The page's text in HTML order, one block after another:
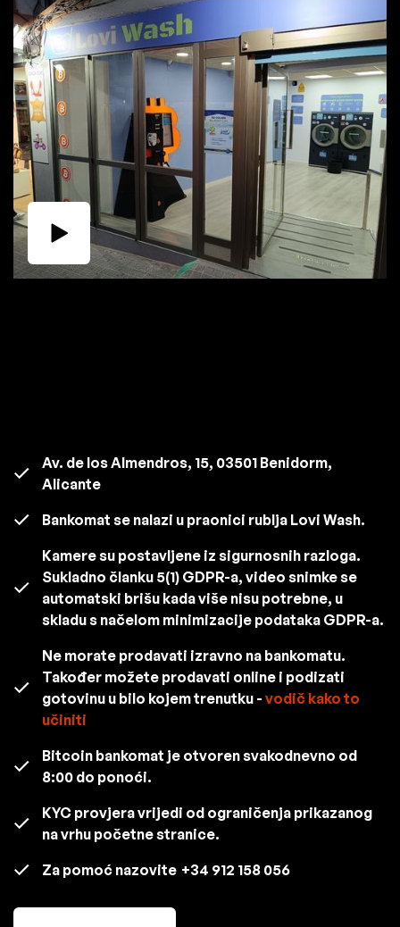
Av. de los Almendros, 15, 03501 Benidorm,
Alicante
Bankomat se nalazi u praonici rublja Lovi Wash.
Kamere su postavljene iz sigurnosnih razloga.
Sukladno članku 5(1) GDPR-a, video snimke se
automatski brišu kada više nisu potrebne, u
skladu s načelom minimizacije podataka GDPR-a.
Ne morate prodavati izravno na bankomatu.
Također možete prodavati online i podizati
gotovinu u bilo kojem trenutku - vodič kako to
učiniti
Bitcoin bankomat je otvoren svakodnevno od
8:00 do ponoći.
KYC provjera vrijedi od ograničenja prikazanog
na vrhu početne stranice.
Za pomoć nazovite +34 912 158 056